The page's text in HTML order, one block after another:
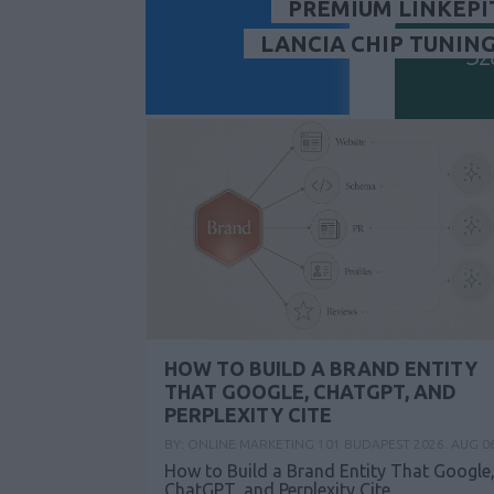
Ez a tartalom
PRÉMIUM
LANCIA CHIP TUNING
HOW TO BUILD A BRAND ENTITY
THAT GOOGLE, CHATGPT, AND
PERPLEXITY CITE
How to Build a Brand Entity That Google,
ChatGPT, and Perplexity Cite